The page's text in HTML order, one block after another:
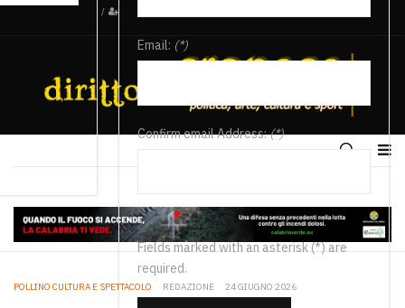
/
Email: (*)
Confirm email Address:(*)
Fields marked with an asterisk (*) are
required.
POLLINO CULTURA E SPETTACOLO REDAZIONE 24 GIUGNO 2026